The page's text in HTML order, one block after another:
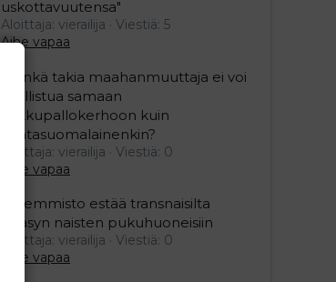
uskottavuutensa"
Aloittaja: vierailija
Viestiä: 5
Aihe vapaa
”Minkä takia maahanmuuttaja ei voi
osallistua samaan
potkupallokerhoon kuin
kantasuomalainenkin?
Aloittaja: vierailija
Viestiä: 0
Aihe vapaa
Vasemmisto estää transnaisilta
pääsyn naisten pukuhuoneisiin
Aloittaja: vierailija
Viestiä: 0
Aihe vapaa